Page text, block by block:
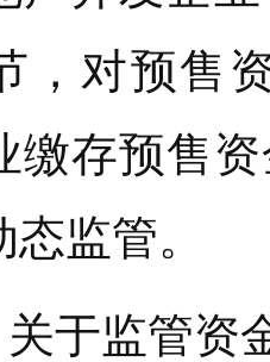
，对预售
缴存预售
监管。
关于监管资